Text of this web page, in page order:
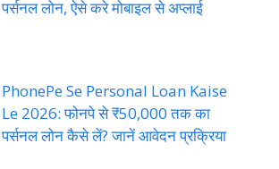
पर्सनल लोन, ऐसे करे मोबाइल से अप्लाई
PhonePe Se Personal Loan Kaise
Le 2026: फोनपे से ₹50,000 तक का
पर्सनल लोन कैसे लें? जानें आवेदन प्रक्रिया